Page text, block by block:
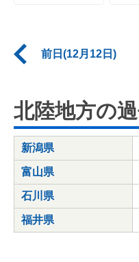
前日(12月12日)
北陸地方の
新潟県
富山県
石川県
福井県